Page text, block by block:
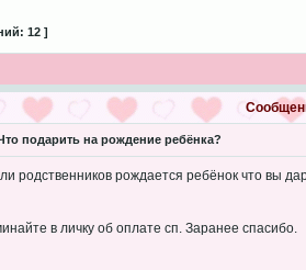
12 ]
подарить на рождение ребёнка?
родственников рождается ребёнок что вы
в личку об оплате сп. Заранее спасибо.